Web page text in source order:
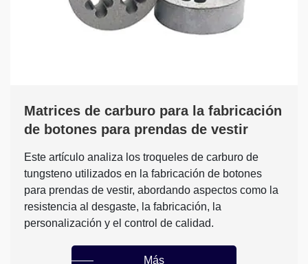
Matrices de carburo para la fabricación
de botones para prendas de vestir
Este artículo analiza los troqueles de carburo de
tungsteno utilizados en la fabricación de botones
para prendas de vestir, abordando aspectos como la
resistencia al desgaste, la fabricación, la
personalización y el control de calidad.
Más